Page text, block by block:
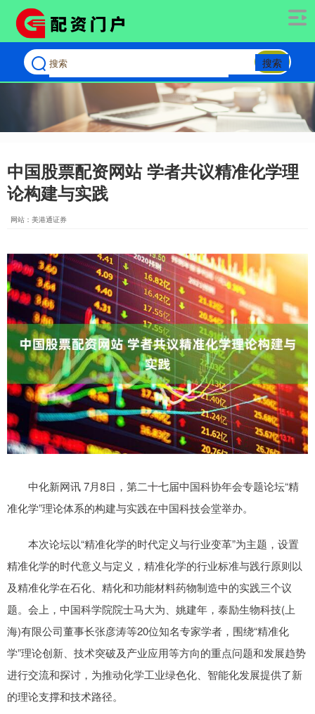
搜索
中国股票配资网站 学者共议精准化学理
论构建与实践
网站：美港通证券
中化新网讯 7月8日，第二十七届中国科协年会专题论坛“精
准化学”理论体系的构建与实践在中国科技会堂举办。
本次论坛以“精准化学的时代定义与行业变革”为主题，设置
精准化学的时代意义与定义，精准化学的行业标准与践行原则以
及精准化学在石化、精化和功能材料药物制造中的实践三个议
题。会上，中国科学院院士马大为、姚建年，泰励生物科技(上
海)有限公司董事长张彦涛等20位知名专家学者，围绕“精准化
学”理论创新、技术突破及产业应用等方向的重点问题和发展趋势
进行交流和探讨，为推动化学工业绿色化、智能化发展提供了新
的理论支撑和技术路径。